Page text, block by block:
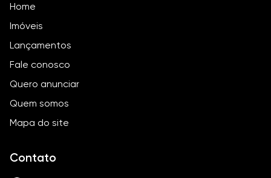
Home
Imóveis
Lançamentos
Fale conosco
Quero anunciar
Quem somos
Mapa do site
Contato